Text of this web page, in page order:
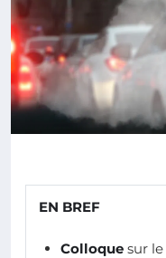
EN BREF
Colloque sur le